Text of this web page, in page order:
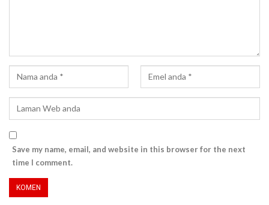
Save my name, email, and website in this browser for the next
time I comment.